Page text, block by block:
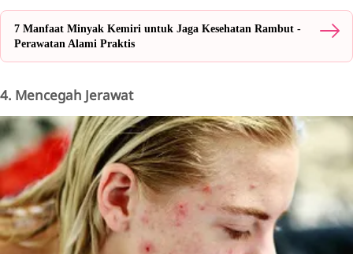
7 Manfaat Minyak Kemiri untuk Jaga Kesehatan Rambut -
Perawatan Alami Praktis
4. Mencegah Jerawat